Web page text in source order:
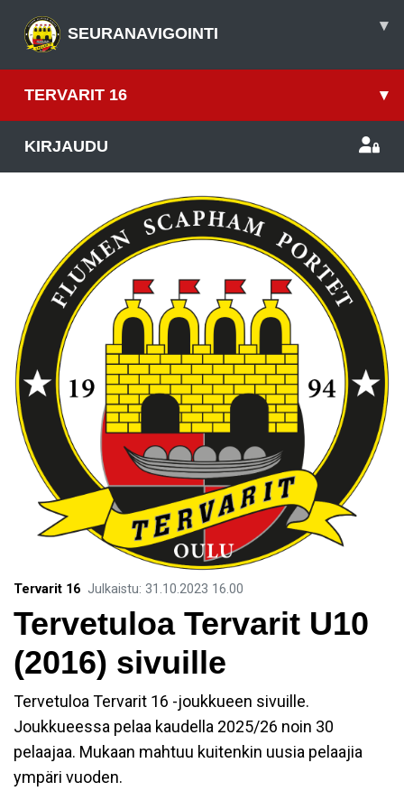
SEURANAVIGOINTI ▾
TERVARIT 16 ▾
KIRJAUDU
Tervarit 16 Julkaistu: 31.10.2023 16.00
Tervetuloa Tervarit U10
(2016) sivuille
Tervetuloa Tervarit 16 -joukkueen sivuille.
Joukkueessa pelaa kaudella 2025/26 noin 30
pelaajaa. Mukaan mahtuu kuitenkin uusia pelaajia
ympäri vuoden.